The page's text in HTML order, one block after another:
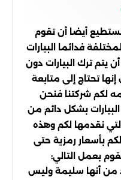
أيضا أن تقوم
فدائما البيارات
يتم ترك البيارات دون
تحتاج إلى متابعة
لكم شركتنا فنحن
بشكل دائم من
نقدمها لكم وهذه
بأسعار رمزية حتى
بعمل التالي:
من أنها سليمة وليس